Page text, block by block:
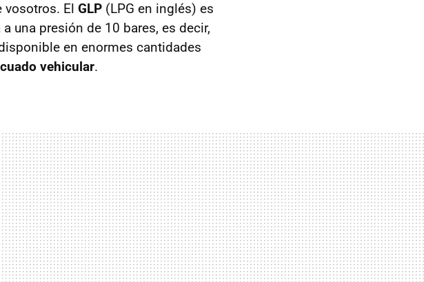
vosotros. El GLP (LPG en inglés) es
una presión de 10 bares, es decir,
en enormes cantidades
vehicular.